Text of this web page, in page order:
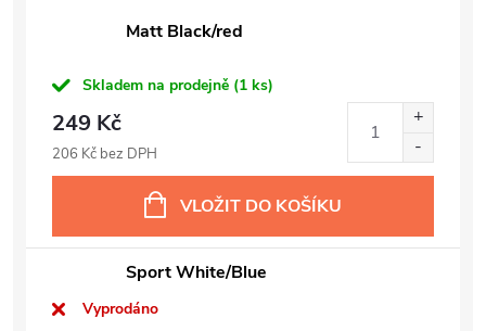
Matt Black/red
Skladem na prodejně (1 ks)
249 Kč
206 Kč bez DPH
VLOŽIT DO KOŠÍKU
Sport White/Blue
Vyprodáno